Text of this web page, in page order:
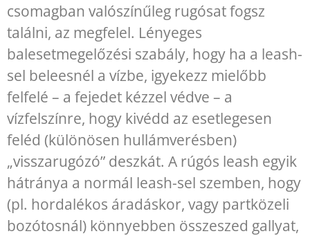
csomagban valószínűleg rugósat fogsz
találni, az megfelel. Lényeges
balesetmegelőzési szabály, hogy ha a leash-
sel beleesnél a vízbe, igyekezz mielőbb
felfelé – a fejedet kézzel védve – a
vízfelszínre, hogy kivédd az esetlegesen
feléd (különösen hullámverésben)
„visszarugózó” deszkát. A rúgós leash egyik
hátránya a normál leash-sel szemben, hogy
(pl. hordalékos áradáskor, vagy partközeli
bozótosnál) könnyebben összeszed gallyat,